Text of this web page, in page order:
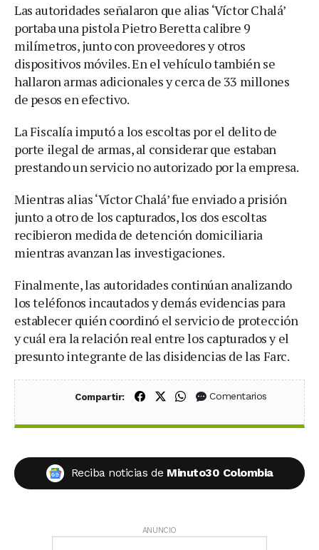
Las autoridades señalaron que alias ‘Víctor Chalá’
portaba una pistola Pietro Beretta calibre 9
milímetros, junto con proveedores y otros
dispositivos móviles. En el vehículo también se
hallaron armas adicionales y cerca de 33 millones
de pesos en efectivo.
La Fiscalía imputó a los escoltas por el delito de
porte ilegal de armas, al considerar que estaban
prestando un servicio no autorizado por la empresa.
Mientras alias ‘Víctor Chalá’ fue enviado a prisión
junto a otro de los capturados, los dos escoltas
recibieron medida de detención domiciliaria
mientras avanzan las investigaciones.
Finalmente, las autoridades continúan analizando
los teléfonos incautados y demás evidencias para
establecer quién coordinó el servicio de protección
y cuál era la relación real entre los capturados y el
presunto integrante de las disidencias de las Farc.
Compartir: Compartir en Facebook
Compartir en X (Twitter)
Compartir en WhatsApp
Comentarios
Reciba noticias de Minuto30 Colombia
ANUNCIO